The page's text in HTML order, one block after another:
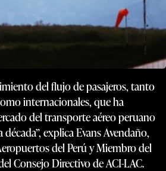
del flujo de pasajeros, tanto
internacionales, que ha
del transporte aéreo peruano
explica Evans Avendaño,
del Perú y Miembro del
Consejo Directivo de ACI-LAC.